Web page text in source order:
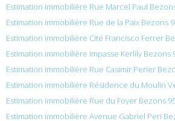
Estimation immobilière Rue Marcel Paul
Estimation immobilière Rue de la Paix Bezons
Estimation immobilière Cité Francisco Ferrer
Estimation immobilière Impasse Kerlily Bezons
Estimation immobilière Rue Casimir Perier
Estimation immobilière Résidence du Moulin
Estimation immobilière Rue du Foyer Bezons
Estimation immobilière Avenue Gabriel Peri